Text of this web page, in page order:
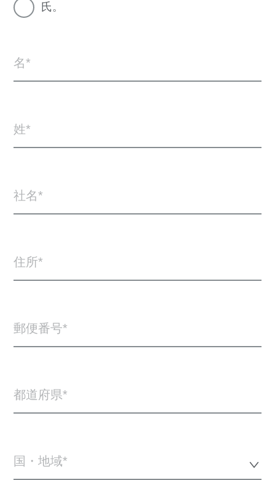
氏。
名
姓
社名
住所
郵便番号
都道府県
国・地域*